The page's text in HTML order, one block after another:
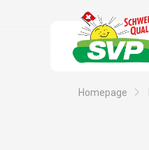
Homepage